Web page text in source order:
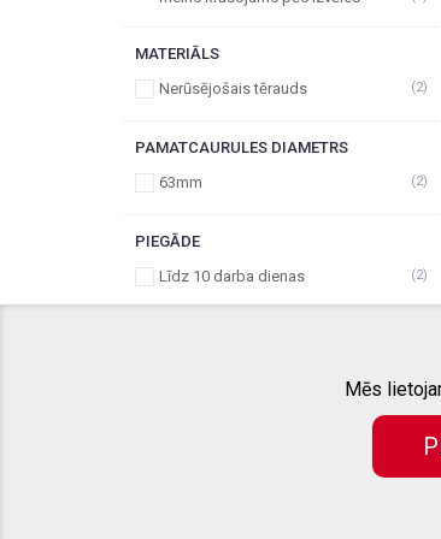
MATERIĀLS
Nerūsējošais tērauds
(2)
PAMATCAURULES DIAMETRS
63mm
(2)
PIEGĀDE
Līdz 10 darba dienas
(2)
PAR MUMS
LIETOŠANAS NOTEIKUMI
KONTAKTINFORMĀCIJA
Mēs